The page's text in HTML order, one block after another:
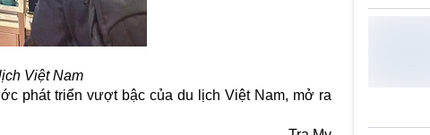
Việt Nam
phát triển vượt bậc của du lịch Việt Nam, mở ra